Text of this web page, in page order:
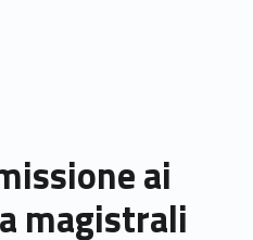
ai
magistrali